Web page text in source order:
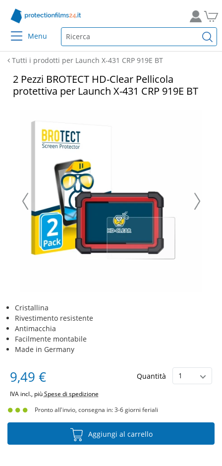
Menu
Tutti i prodotti per Launch X-431 CRP 919E BT
2 Pezzi BROTECT HD-Clear Pellicola
protettiva per Launch X-431 CRP 919E BT
Cristallina
Rivestimento resistente
Antimacchia
Facilmente montabile
Made in Germany
9,49 € Quantità
IVA incl., piùSpese di spedizione
Pronto all'invio, consegna in: 3-6 giorni feriali
Aggiungi al carrello